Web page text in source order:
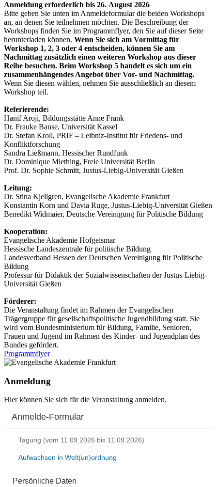
Anmeldung erforderlich bis 26. August 2026
Bitte geben Sie unten im Anmeldeformular die beiden Workshops
an, an denen Sie teilnehmen möchten. Die Beschreibung der
Workshops finden Sie im Programmflyer, den Sie auf dieser Seite
herunterladen können. Wenn Sie sich am Vormittag für
Workshop 1, 2, 3 oder 4 entscheiden, können Sie am
Nachmittag zusätzlich einen weiteren Workshop aus dieser
Reihe besuchen. Beim Workshop 5 handelt es sich um ein
zusammenhängendes Angebot über Vor- und Nachmittag.
Wenn Sie diesen wählen, nehmen Sie ausschließlich an diesem
Workshop teil.
Referierende:
Hanif Aroji, Bildungsstätte Anne Frank
Dr. Frauke Banse, Universität Kassel
Dr. Stefan Kroll, PRIF – Leibniz-Institut für Friedens- und
Konfliktforschung
Sandra Ließmann, Hessischer Rundfunk
Dr. Dominique Miething, Freie Universität Berlin
Prof. Dr. Sophie Schmitt, Justus-Liebig-Universität Gießen
Leitung:
Dr. Stina Kjellgren, Evangelische Akademie Frankfurt
Konstantin Korn und Davia Ruge, Justus-Liebig-Universität Gießen
Benedikt Widmaier, Deutsche Vereinigung für Politische Bildung
Kooperation:
Evangelische Akademie Hofgeismar
Hessische Landeszentrale für politische Bildung
Landesverband Hessen der Deutschen Vereinigung für Politische
Bildung
Professur für Didaktik der Sozialwissenschaften der Justus-Liebig-
Universität Gießen
Förderer:
Die Veranstaltung findet im Rahmen der Evangelischen
Trägergruppe für gesellschaftspolitische Jugendbildung statt. Sie
wird vom Bundesministerium für Bildung, Familie, Senioren,
Frauen und Jugend im Rahmen des Kinder- und Jugendplan des
Bundes gefördert.
Programmflyer
Anmeldung
Hier können Sie sich für die Veranstaltung anmelden.